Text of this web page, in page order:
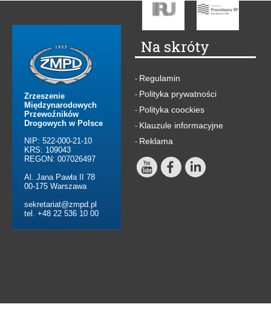
Zrzeszenie
Międzynarodowych
Przewoźników
Drogowych w Polsce
NIP: 522-000-21-10
KRS: 109043
REGON: 007026497
Al. Jana Pawła II 78
00-175 Warszawa
sekretariat@zmpd.pl
tel. +48 22 536 10 00
Na skróty
- Regulamin
- Polityka prywatności
- Polityka coockies
- Klauzule informacyjne
- Reklama